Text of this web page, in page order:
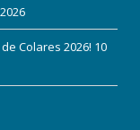
Colares 2026! 10